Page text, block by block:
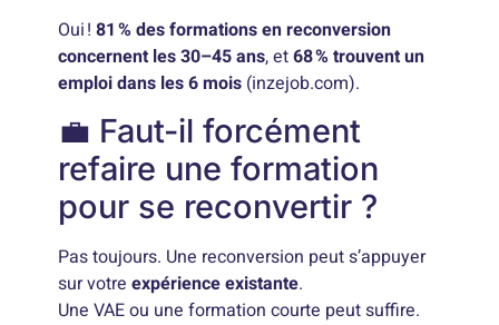
Oui !81 % des formations en reconversion
concernent les 30–45 ans, et68 % trouvent un
emploi dans les 6 mois (inzejob.com).
💼 Faut-il forcément
refaire une formation
pour se reconvertir ?
Pas toujours. Une reconversion peut s’appuyer
sur votreexpérience existante.
Une VAE ou une formation courte peut suffire.